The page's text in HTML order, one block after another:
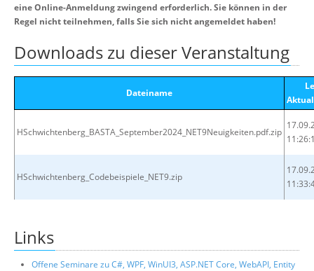
eine Online-Anmeldung zwingend erforderlich. Sie können in der
Regel nicht teilnehmen, falls Sie sich nicht angemeldet haben!
Downloads zu dieser Veranstaltung
Dateiname
HSchwichtenberg_BASTA_September2024_NET9Neuigkeiten.pdf.zip
HSchwichtenberg_Codebeispiele_NET9.zip
Links
Offene Seminare zu C#, WPF, WinUI3, ASP.NET Core, WebAPI, Entity